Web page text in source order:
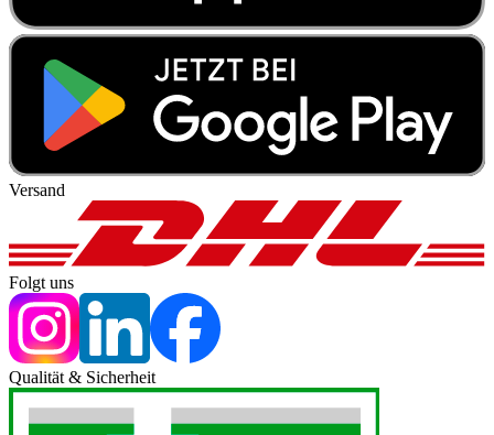
Versand
Folgt uns
Qualität & Sicherheit